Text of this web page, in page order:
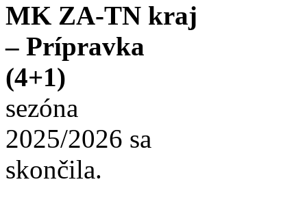
MK ZA-TN kraj
– Prípravka
(4+1)
sezóna
2025/2026 sa
skončila.